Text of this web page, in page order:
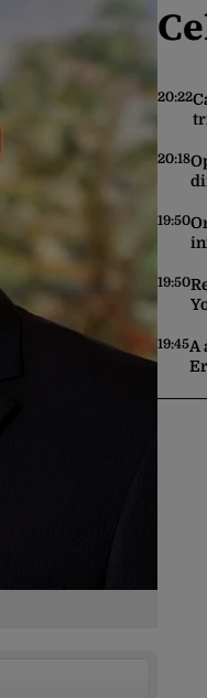
20:22
20:18
19:50
19:50
19:45A